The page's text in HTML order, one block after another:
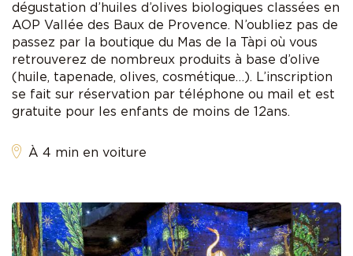
dégustation d’huiles d’olives biologiques classées en
AOP Vallée des Baux de Provence. N’oubliez pas de
passez par la boutique du Mas de la Tàpi où vous
retrouverez de nombreux produits à base d’olive
(huile, tapenade, olives, cosmétique…). L’inscription
se fait sur réservation par téléphone ou mail et est
gratuite pour les enfants de moins de 12ans.
À 4 min en voiture